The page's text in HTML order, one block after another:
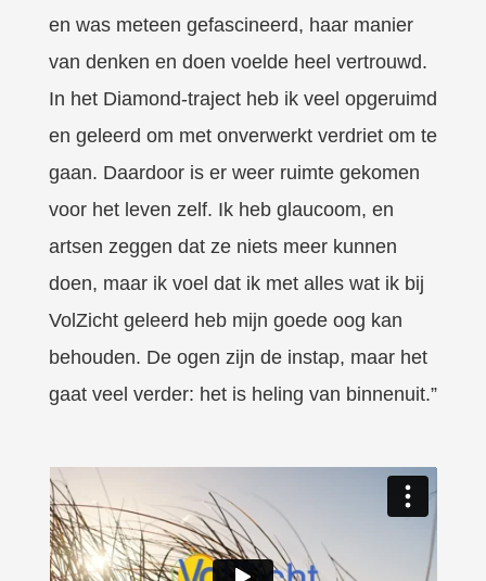
en was meteen gefascineerd, haar manier
van denken en doen voelde heel vertrouwd.
In het Diamond-traject heb ik veel opgeruimd
en geleerd om met onverwerkt verdriet om te
gaan. Daardoor is er weer ruimte gekomen
voor het leven zelf. Ik heb glaucoom, en
artsen zeggen dat ze niets meer kunnen
doen, maar ik voel dat ik met alles wat ik bij
VolZicht geleerd heb mijn goede oog kan
behouden. De ogen zijn de instap, maar het
gaat veel verder: het is heling van binnenuit.”